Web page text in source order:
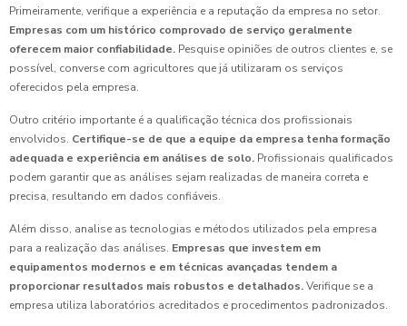
Primeiramente, verifique a experiência e a reputação da empresa no setor.
Empresas com um histórico comprovado de serviço geralmente
oferecem maior confiabilidade. Pesquise opiniões de outros clientes e, se
possível, converse com agricultores que já utilizaram os serviços
oferecidos pela empresa.
Outro critério importante é a qualificação técnica dos profissionais
envolvidos. Certifique-se de que a equipe da empresa tenha formação
adequada e experiência em análises de solo. Profissionais qualificados
podem garantir que as análises sejam realizadas de maneira correta e
precisa, resultando em dados confiáveis.
Além disso, analise as tecnologias e métodos utilizados pela empresa
para a realização das análises. Empresas que investem em
equipamentos modernos e em técnicas avançadas tendem a
proporcionar resultados mais robustos e detalhados.Verifique se a
empresa utiliza laboratórios acreditados e procedimentos padronizados.